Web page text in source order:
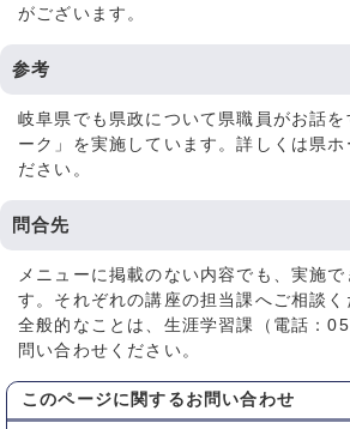
がございます。
参考
岐阜県でも県政について県職員がお話を
ーク」を実施しています。詳しくは県ホ
ださい。
問合先
メニューに掲載のない内容でも、実施で
す。それぞれの講座の担当課へご相談く
全般的なことは、生涯学習課（電話：
問い合わせください。
このページに関する お問い合わせ